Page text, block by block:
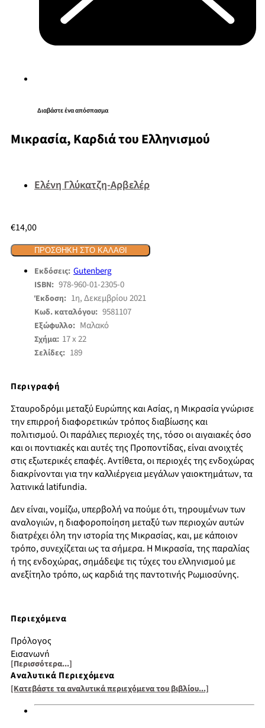
Διαβάστε ένα απόσπασμα
Μικρασία, Καρδιά του Ελληνισμού
Ελένη Γλύκατζη-Αρβελέρ
€14,00
ΠΡΟΣΘΉΚΗ ΣΤΟ ΚΑΛΆΘΙ
Εκδόσεις: Gutenberg
ISBN: 978-960-01-2305-0
Έκδοση: 1η, Δεκεμβρίου 2021
Κωδ. καταλόγου: 9581107
Εξώφυλλο: Μαλακό
Σχήμα: 17 x 22
Σελίδες: 189
Περιγραφή
Σταυροδρόμι μεταξύ Ευρώπης και Ασίας, η Μικρασία γνώρισε
την επιρροή διαφορετικών τρόπος διαβίωσης και
πολιτισμού. Οι παράλιες περιοχές της, τόσο οι αιγαιακές όσο
και οι ποντιακές και αυτές της Προποντίδας, είναι ανοιχτές
στις εξωτερικές επαφές. Αντίθετα, οι περιοχές της ενδοχώρας
διακρίνονται για την καλλιέργεια μεγάλων γαιοκτημάτων, τα
λατινικά latifundia.
Δεν είναι, νομίζω, υπερβολή να πούμε ότι, τηρουμένων των
αναλογιών, η διαφοροποίηση μεταξύ των περιοχών αυτών
διατρέχει όλη την ιστορία της Μικρασίας, και, με κάποιον
τρόπο, συνεχίζεται ως τα σήμερα. Η Μικρασία, της παραλίας
ή της ενδοχώρας, σημάδεψε τις τύχες του ελληνισμού με
ανεξίτηλο τρόπο, ως καρδιά της παντοτινής Ρωμιοσύνης.
Περιεχόμενα
Πρόλογος
Εισαγωγή
Από τον μύθο στον λόγο
Κλασικοί και ελληνιστικοί χρόνοι
Ρωμαιοκρατία
Η βυζαντινή εποχή
[Περισσότερα...]
Αναλυτικά Περιεχόμενα
[Κατεβάστε τα αναλυτικά περιεχόμενα του βιβλίου...]